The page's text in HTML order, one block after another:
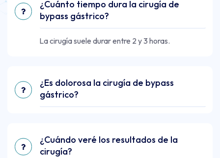
¿Cuánto tiempo dura la cirugía de
bypass gástrico?
La cirugía suele durar entre 2 y 3 horas.
¿Es dolorosa la cirugía de bypass
gástrico?
¿Cuándo veré los resultados de la
cirugía?